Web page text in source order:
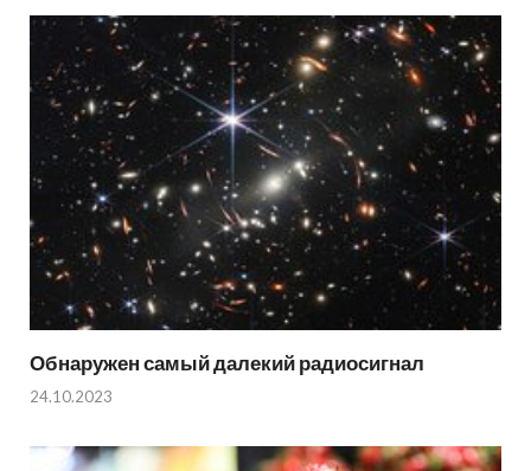
Обнаружен самый далекий радиосигнал
24.10.2023